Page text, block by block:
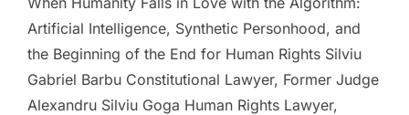
Artificial Intelligence, Synthetic Personhood, and
the Beginning of the End for Human Rights Silviu
Gabriel Barbu Constitutional Lawyer, Former Judge
Alexandru Silviu Goga Human Rights Lawyer,